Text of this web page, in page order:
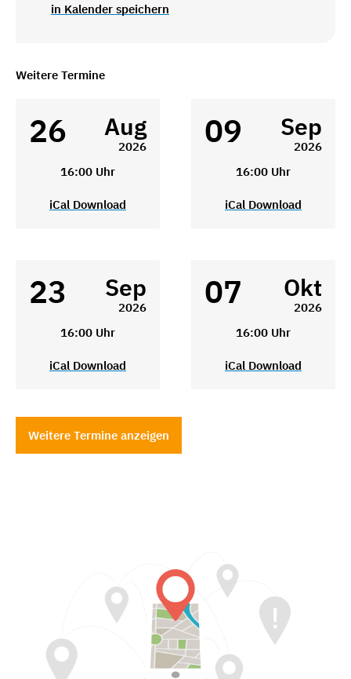
in Kalender speichern
Weitere Termine
26 Aug
2026
16:00 Uhr
iCal Download
09 Sep
2026
16:00 Uhr
iCal Download
23 Sep
2026
16:00 Uhr
iCal Download
07 Okt
2026
16:00 Uhr
iCal Download
Weitere Termine anzeigen